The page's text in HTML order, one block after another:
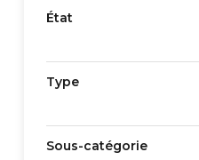
État
Type
Sous-catégorie